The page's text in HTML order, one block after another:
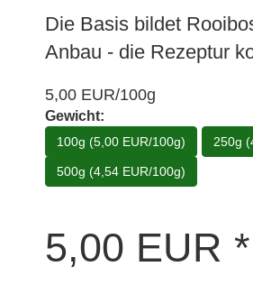
Die Basis bildet
Anbau - die Rezeptur
5,00 EUR/100g
Gewicht:
100g (5,00 EUR/100g) 250g
500g (4,54 EUR/100g)
5,00 EUR *